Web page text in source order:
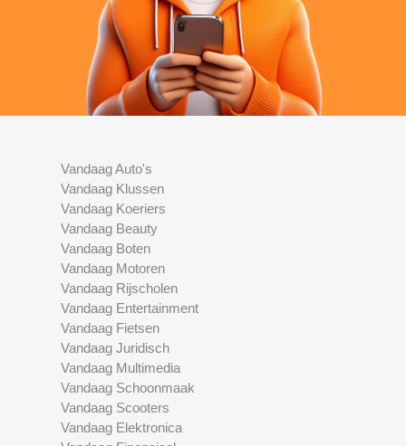
Vandaag Auto's
Vandaag Klussen
Vandaag Koeriers
Vandaag Beauty
Vandaag Boten
Vandaag Motoren
Vandaag Rijscholen
Vandaag Entertainment
Vandaag Fietsen
Vandaag Juridisch
Vandaag Multimedia
Vandaag Schoonmaak
Vandaag Scooters
Vandaag Elektronica